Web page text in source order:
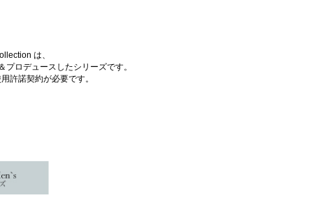
は、
プロデュースしたシリーズです。
許諾契約が必要です。